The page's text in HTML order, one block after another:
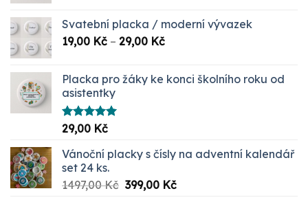
Svatební placka / moderní vývazek
19,00 Kč – 29,00 KčRozpětí
až
Placka pro žáky ke konci školního roku od
asistentky
Hodnocení
5.00
29,00 Kč
Vánoční placky s čísly na adventní kalendář
set 24 ks.
1497,00Kč Původní
399,00 KčAktuální